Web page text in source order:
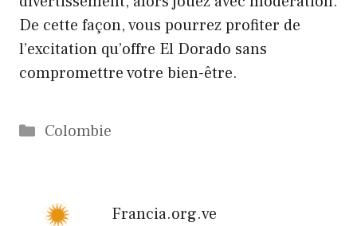
De cette façon, vous pourrez profiter de
l’excitation qu’offre El Dorado sans
compromettre votre bien-être.
Catégories
Colombie
Francia.org.ve